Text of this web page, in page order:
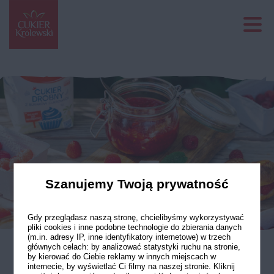
Szanujemy Twoją prywatność
Gdy przeglądasz naszą stronę, chcielibyśmy wykorzystywać
pliki cookies i inne podobne technologie do zbierania danych
(m.in. adresy IP, inne identyfikatory internetowe) w trzech
głównych celach: by analizować statystyki ruchu na stronie,
by kierować do Ciebie reklamy w innych miejscach w
internecie, by wyświetlać Ci filmy na naszej stronie. Kliknij